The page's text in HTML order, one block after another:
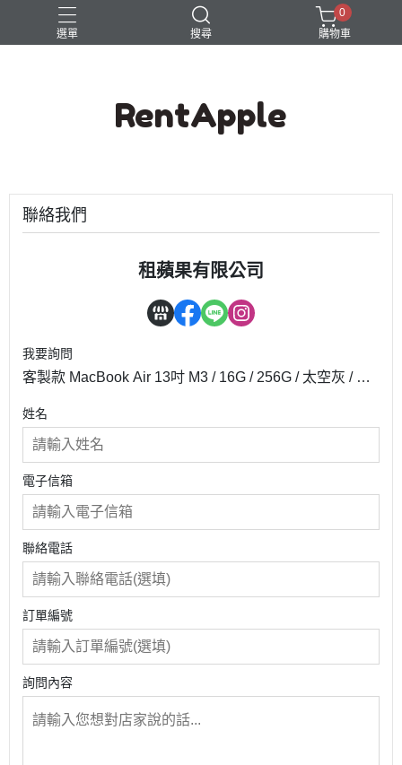
選單 搜尋
0
購物車
RentApple
聯絡我們
租蘋果有限公司
我要詢問
客製款 MacBook Air 13吋 M3 / 16G / 256G / 太空灰 / 電
姓名
電子信箱
聯絡電話
訂單編號
詢問內容